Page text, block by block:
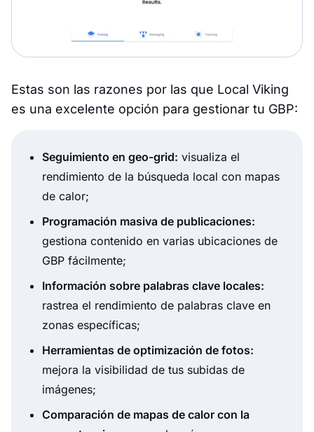
Estas son las razones por las que Local Viking
es una excelente opción para gestionar tu GBP:
Seguimiento en geo-grid: visualiza el
rendimiento de la búsqueda local con mapas
de calor;
Programación masiva de publicaciones:
gestiona contenido en varias ubicaciones de
GBP fácilmente;
Información sobre palabras clave locales:
rastrea el rendimiento de palabras clave en
zonas específicas;
Herramientas de optimización de fotos:
mejora la visibilidad de tus subidas de
imágenes;
Comparación de mapas de calor con la